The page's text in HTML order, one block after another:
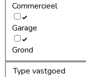
Commercieel
Garage
Grond
Type vastgoed